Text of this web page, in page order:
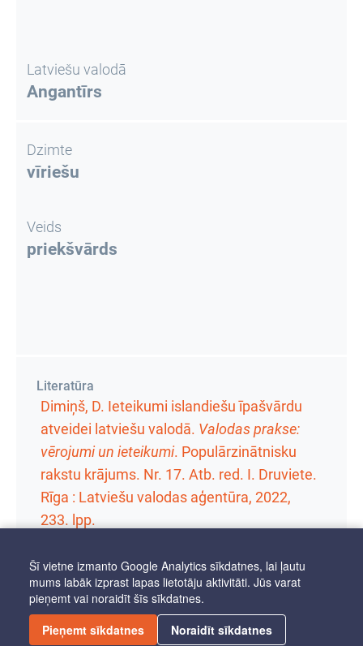
Latviešu valodā
Angantīrs
Dzimte
vīriešu
Veids
priekšvārds
Literatūra
Dimiņš, D. Ieteikumi islandiešu īpašvārdu
atveidei latviešu valodā. Valodas prakse:
vērojumi un ieteikumi. Populārzinātnisku
rakstu krājums. Nr. 17. Atb. red. I. Druviete.
Rīga : Latviešu valodas aģentūra, 2022,
233. lpp.
PIEKĻŪSTAMĪBA
Šī vietne izmanto Google Analytics sīkdatnes, lai ļautu
mums labāk izprast lapas lietotāju aktivitāti. Jūs varat
pieņemt vai noraidīt šīs sīkdatnes.
Pieņemt sīkdatnes
Noraidīt sīkdatnes